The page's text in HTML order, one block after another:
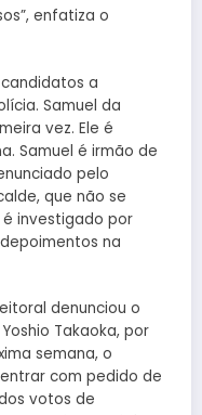
enfatiza o
a
Samuel da
vez. Ele é
Samuel é irmão de
pelo
que não se
investigado por
na
denunciou o
Takaoka, por
semana, o
com pedido de
votos de